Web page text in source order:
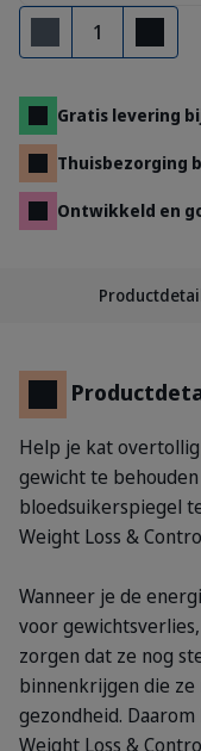
Verwijderen
Toevoegen
Gratis levering
Thuisbezorging
Ontwikkeld en
Help je kat
gewicht te
bloedsuikerspiegel
Weight Loss &
Wanneer je de
voor
zorgen dat ze nog
binnenkrijgen die
gezondheid. Daarom
Weight Loss &